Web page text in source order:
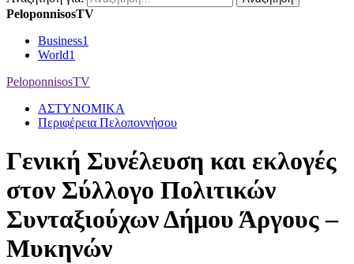
PeloponnisosTV
Business1
World1
PeloponnisosTV
ΑΣΤΥΝΟΜΙΚΑ
Περιφέρεια Πελοποννήσου
Γενική Συνέλευση και εκλογές
στον Σύλλογο Πολιτικών
Συνταξιούχων Δήμου Άργους –
Μυκηνών